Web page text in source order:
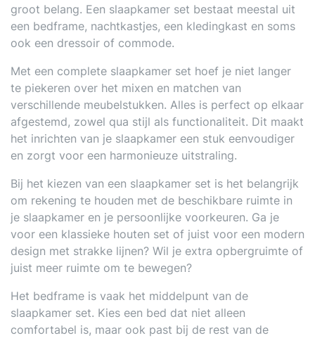
groot belang. Een slaapkamer set bestaat meestal uit
een bedframe, nachtkastjes, een kledingkast en soms
ook een dressoir of commode.
Met een complete slaapkamer set hoef je niet langer
te piekeren over het mixen en matchen van
verschillende meubelstukken. Alles is perfect op elkaar
afgestemd, zowel qua stijl als functionaliteit. Dit maakt
het inrichten van je slaapkamer een stuk eenvoudiger
en zorgt voor een harmonieuze uitstraling.
Bij het kiezen van een slaapkamer set is het belangrijk
om rekening te houden met de beschikbare ruimte in
je slaapkamer en je persoonlijke voorkeuren. Ga je
voor een klassieke houten set of juist voor een modern
design met strakke lijnen? Wil je extra opbergruimte of
juist meer ruimte om te bewegen?
Het bedframe is vaak het middelpunt van de
slaapkamer set. Kies een bed dat niet alleen
comfortabel is, maar ook past bij de rest van de